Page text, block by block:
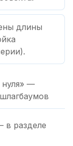
длины
нуля» —
в разделе